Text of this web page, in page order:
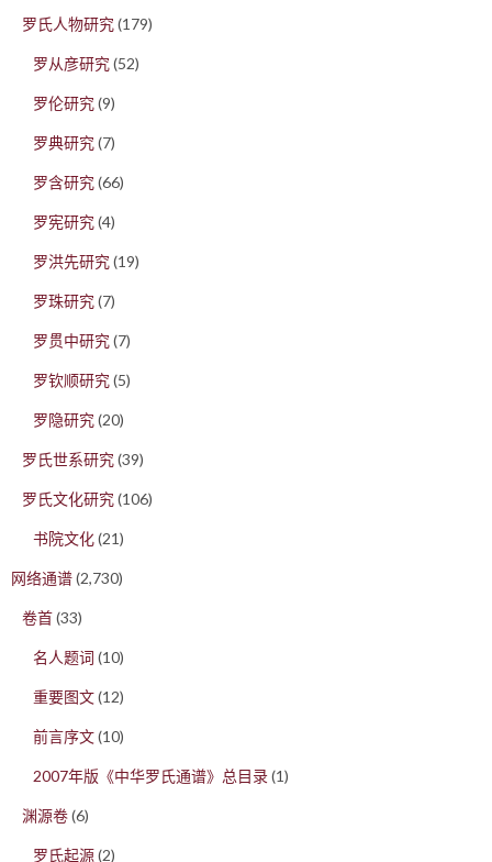
罗氏人物研究(179)
罗从彦研究(52)
罗伦研究(9)
罗典研究(7)
罗含研究(66)
罗宪研究(4)
罗洪先研究(19)
罗珠研究(7)
罗贯中研究(7)
罗钦顺研究(5)
罗隐研究(20)
罗氏世系研究(39)
罗氏文化研究(106)
书院文化(21)
网络通谱(2,730)
卷首(33)
名人题词 (10)
重要图文(12)
前言序文(10)
2007年版《中华罗氏通谱》总目录(1)
渊源卷(6)
罗氏起源(2)